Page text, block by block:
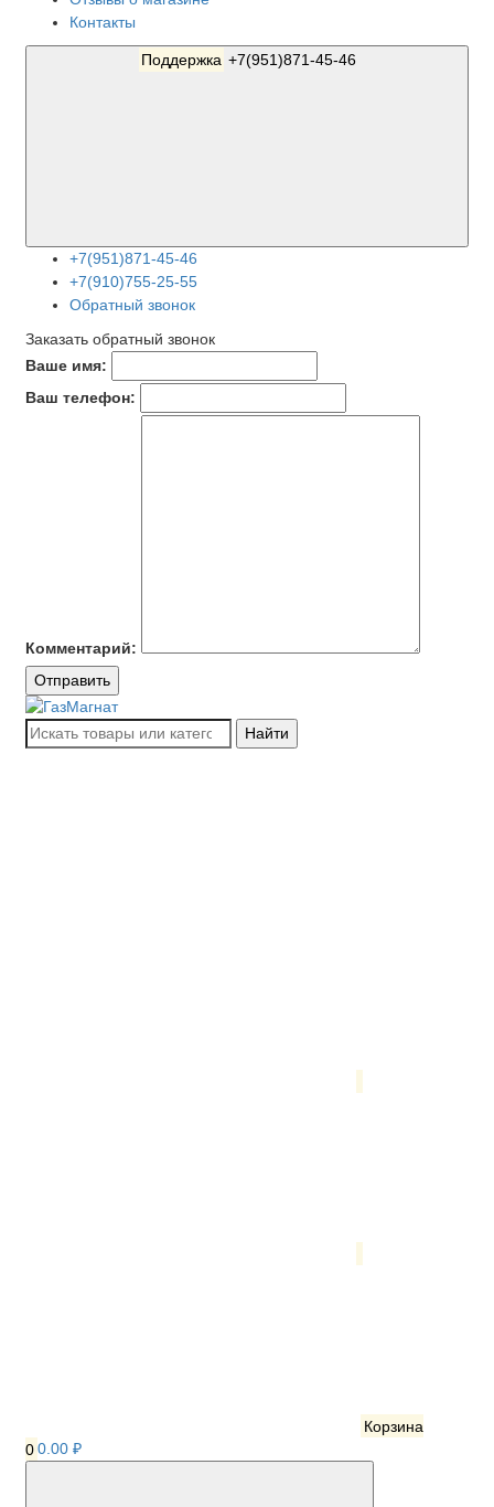
Контакты
Поддержка +7(951)871-45-46
+7(951)871-45-46
+7(910)755-25-55
Обратный звонок
Заказать обратный звонок
Ваше имя:
Ваш телефон:
Комментарий:
Отправить
Найти
Корзина
00.00 ₽